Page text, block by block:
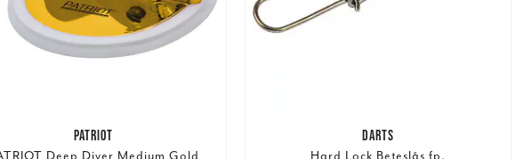
PATRIOT DARTS